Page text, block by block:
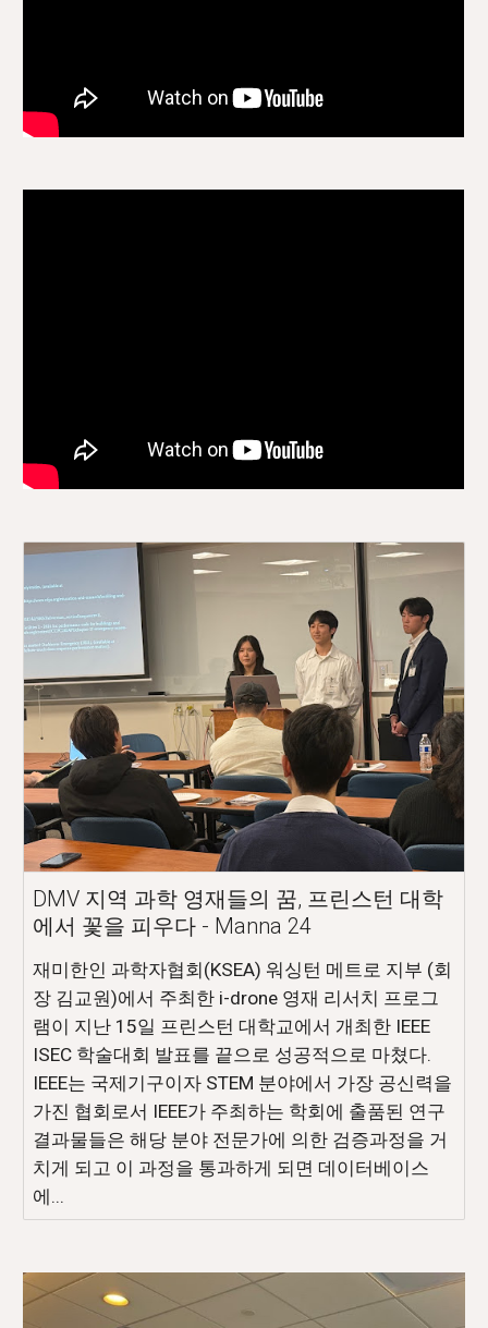
DMV 지역 과학 영재들의 꿈, 프린스턴 대학
에서 꽃을 피우다 - Manna 24
재미한인 과학자협회(KSEA) 워싱턴 메트로 지부 (회
장 김교원)에서 주최한 i-drone 영재 리서치 프로그
램이 지난 15일 프린스턴 대학교에서 개최한 IEEE
ISEC 학술대회 발표를 끝으로 성공적으로 마쳤다.
IEEE는 국제기구이자 STEM 분야에서 가장 공신력을
가진 협회로서 IEEE가 주최하는 학회에 출품된 연구
결과물들은 해당 분야 전문가에 의한 검증과정을 거
치게 되고 이 과정을 통과하게 되면 데이터베이스
에...